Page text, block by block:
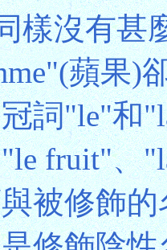
樣沒有甚
蘋果)
詞"le"和
fruit"、
被修飾